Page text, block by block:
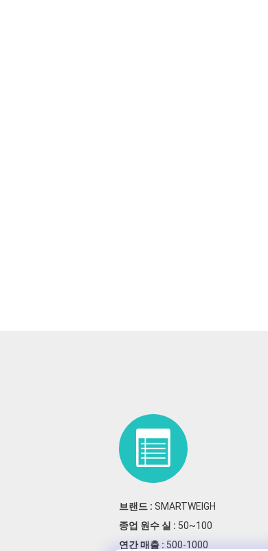
브랜드 : SMARTWEIGH
종업 원수 실 : 50~100
연간 매출 : 500-1000